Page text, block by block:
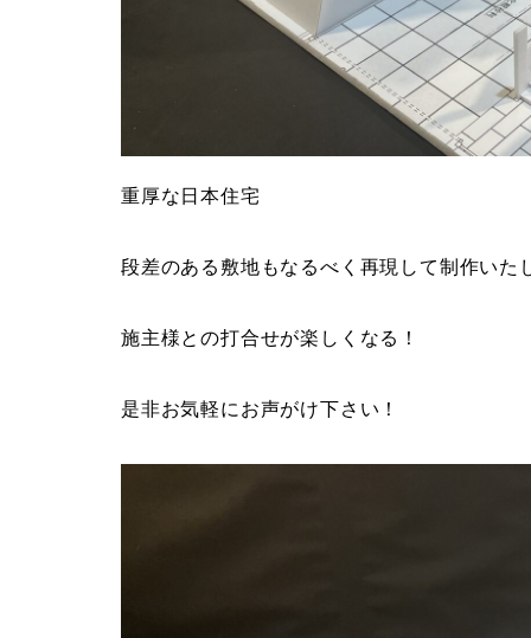
重厚な日本住宅
段差のある敷地もなるべく再現して制作いた
施主様との打合せが楽しくなる！
是非お気軽にお声がけ下さい！